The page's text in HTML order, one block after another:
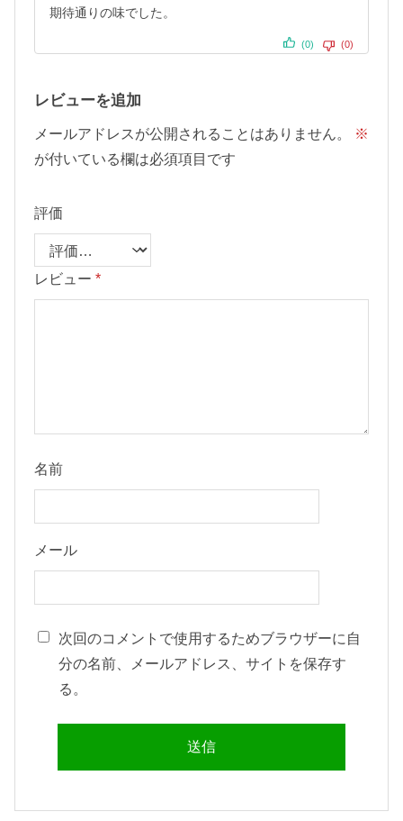
評価
期待通りの味でした。
(0) (0)
レビューを追加
メールアドレスが公開されることはありません。
※
が付いている欄は必須項目です
評価
レビュー *
名前
メール
次回のコメントで使用するためブラウザーに自
分の名前、メールアドレス、サイトを保存す
る。